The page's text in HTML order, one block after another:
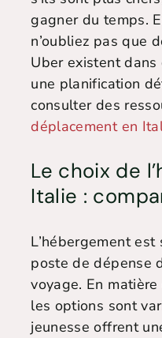
gagner du temps.
n’oubliez pas que
Uber existent
une planification
consulter des
déplacement en
Le choix de
Italie :
L’hébergement
poste de dépense
voyage. En matière
les options sont
jeunesse offrent